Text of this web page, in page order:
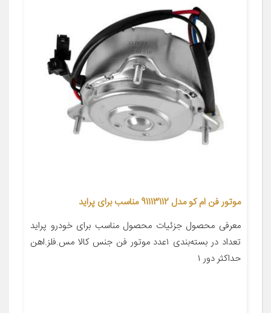
موتور فن ام کو مدل 91113112 مناسب برای پراید
معرفی محصول جزئیات محصول مناسب برای خودرو پراید
تعداد در بسته‌بندی ۱عدد موتور فن جنس کالا مس.فلز.اهن
حداکثر دور ۱